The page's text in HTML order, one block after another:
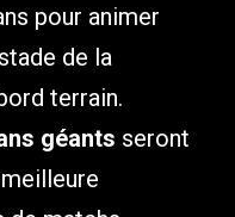
pour animer
de la
terrain.
géants seront